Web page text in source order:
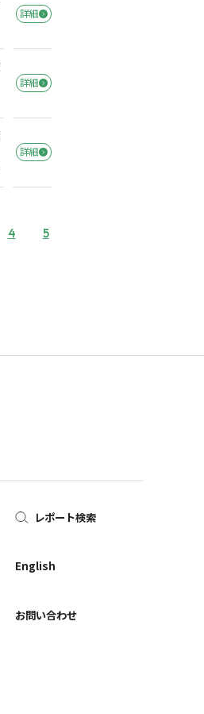
詳細
詳細
詳細
4 5
レポート検索
English
お問い合わせ